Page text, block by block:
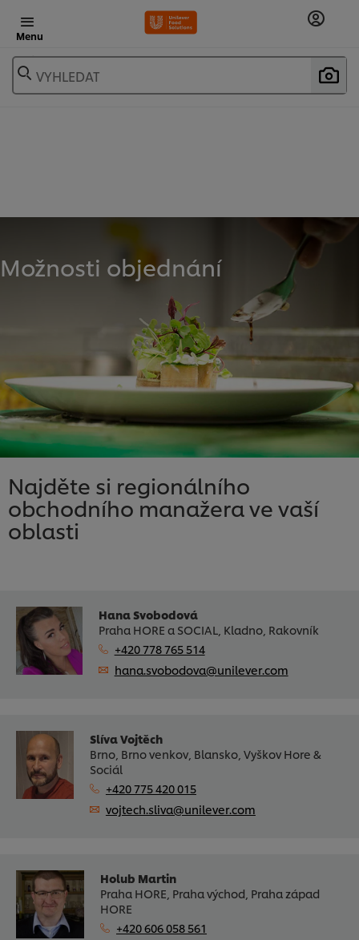
Menu
VYHLEDAT
Možnosti objednání
Najděte si regionálního
obchodního manažera ve vaší
oblasti
Hana Svobodová
Praha HORE a SOCIAL, Kladno, Rakovník
+420 778 765 514
hana.svobodova@unilever.com
Slíva Vojtěch
Brno, Brno venkov, Blansko, Vyškov Hore &
Sociál
+420 775 420 015
vojtech.sliva@unilever.com
Holub Martin
Praha HORE, Praha východ, Praha západ
HORE
+420 606 058 561